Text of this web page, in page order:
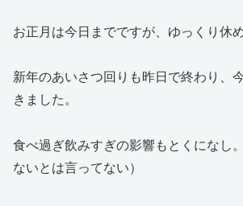
お正月は今日までですが、ゆっくり休
新年のあいさつ回りも昨日で終わり、
きました。
食べ過ぎ飲みすぎの影響もとくになし
ないとは言ってない）